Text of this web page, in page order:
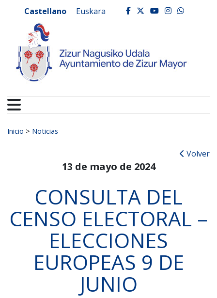
Ayuntamiento de
Castellano Euskara facebook
twitter
youtube
Buscar:
Inicio > Noticias
Volver
13 de mayo de 2024
CONSULTA DEL
CENSO ELECTORAL –
ELECCIONES
EUROPEAS 9 DE
JUNIO